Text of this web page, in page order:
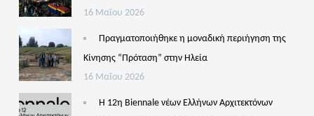
16 Μαΐου 2026
Πραγματοποιήθηκε η μοναδική περιήγηση της
Κίνησης “Πρόταση” στην Ηλεία
16 Μαΐου 2026
Η 12η Biennale νέων Ελλήνων Αρχιτεκτόνων